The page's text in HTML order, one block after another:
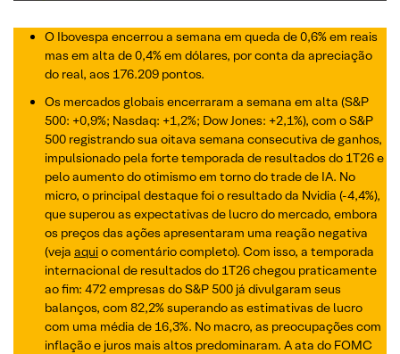
O Ibovespa encerrou a semana em queda de 0,6% em reais
mas em alta de 0,4% em dólares, por conta da apreciação
do real, aos 176.209 pontos.
Os mercados globais encerraram a semana em alta (S&P
500: +0,9%; Nasdaq: +1,2%; Dow Jones: +2,1%), com o S&P
500 registrando sua oitava semana consecutiva de ganhos,
impulsionado pela forte temporada de resultados do 1T26 e
pelo aumento do otimismo em torno do trade de IA. No
micro, o principal destaque foi o resultado da Nvidia (-4,4%),
que superou as expectativas de lucro do mercado, embora
os preços das ações apresentaram uma reação negativa
(veja aquio comentário completo). Com isso, a temporada
internacional de resultados do 1T26 chegou praticamente
ao fim: 472 empresas do S&P 500 já divulgaram seus
balanços, com 82,2% superando as estimativas de lucro
com uma média de 16,3%. No macro, as preocupações com
inflação e juros mais altos predominaram. A ata do FOMC